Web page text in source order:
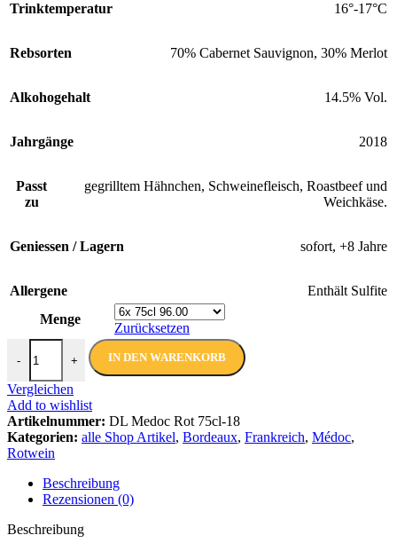
Trinktemperatur 16°-17°C
Rebsorten 70% Cabernet Sauvignon, 30% Merlot
Alkohogehalt 14.5% Vol.
Jahrgänge 2018
Passt
zu
gegrilltem Hähnchen, Schweinefleisch, Roastbeef und
Weichkäse.
Geniessen / Lagern sofort, +8 Jahre
Allergene
Enthält Sulfite
Menge
Zurücksetzen
-
Médoc Rot AMC 2018 | De Luze | 75 cl Menge
+ IN DEN WARENKORB
Vergleichen
Add to wishlist
Artikelnummer: DL Medoc Rot 75cl-18
Kategorien: alle Shop Artikel, Bordeaux, Frankreich, Médoc,
Rotwein
Beschreibung
Rezensionen (0)
Beschreibung